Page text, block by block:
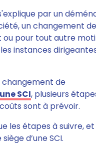
par un
un changement
ou pour tout autre
instances
changement de
SCI, plusieurs
sont à prévoir.
les étapes à suivre,
d’une SCI.